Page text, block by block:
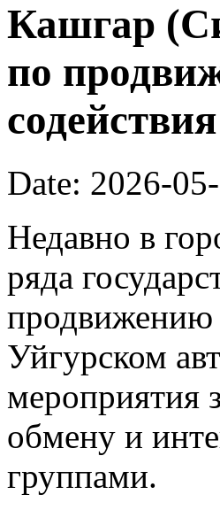
Кашгар
по
Date: 2026-
Недавно в
ряда
продвижению
Уйгурском
мероприятия
обмену и
группами.